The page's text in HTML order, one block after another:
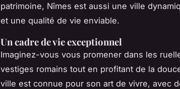
patrimoine, Nîmes est aussi une ville
et une qualité de vie enviable.
Un cadre de vie exceptionnel
Imaginez-vous vous promener dans les
vestiges romains tout en profitant de la
ville est connue pour son art de vivre, avec